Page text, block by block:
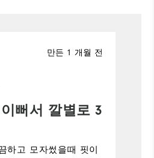
뻐서 깔별로 3
만든 1 개월 전
하고 모자썼을때 핏이